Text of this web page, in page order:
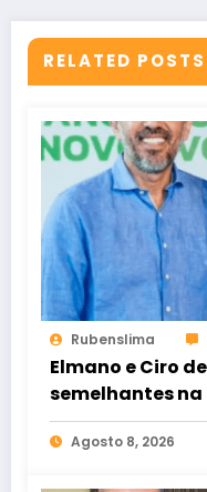
RELATED POSTS
Rubenslima
Elmano e Ciro
semelhantes
de rádio e TV
Agosto 8, 2026